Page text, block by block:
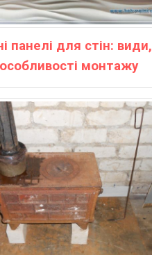
панелі для стін: види,
монтажу